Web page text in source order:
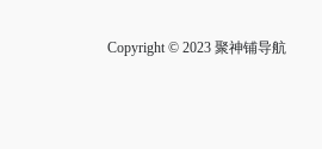
Copyright © 2023 聚神铺导航